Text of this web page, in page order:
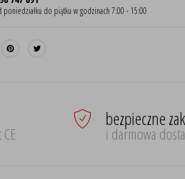
poniedziałku do piątku w godzinach 7:00 - 15:00
bezpieczne
i darmowa